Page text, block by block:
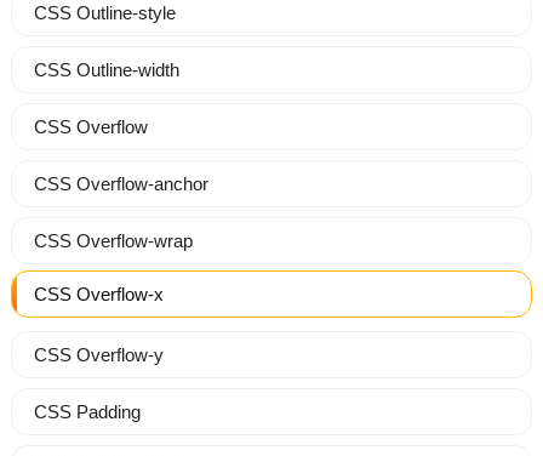
CSS Outline-style
CSS Outline-width
CSS Overflow
CSS Overflow-anchor
CSS Overflow-wrap
CSS Overflow-x
CSS Overflow-y
CSS Padding